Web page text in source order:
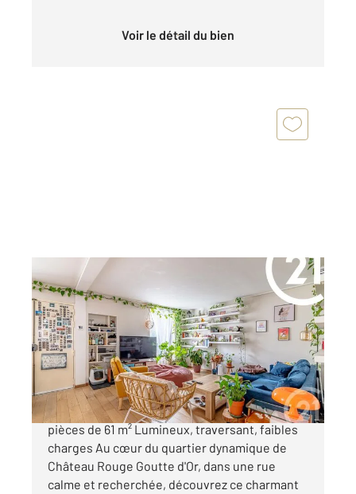
Voir le détail du bien
PARIS 75018
61 m2, 3 pièces
Ref : 4382
Appartement F3 à vendre
435 000 €
Château Rouge Goutte d'Or | Appartement 3
pièces de 61 m² Lumineux, traversant, faibles
charges Au cœur du quartier dynamique de
Château Rouge Goutte d'Or, dans une rue
calme et recherchée, découvrez ce charmant